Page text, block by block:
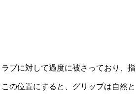
ブに対して過度に被さっており、指
の位置にすると、グリップは自然と